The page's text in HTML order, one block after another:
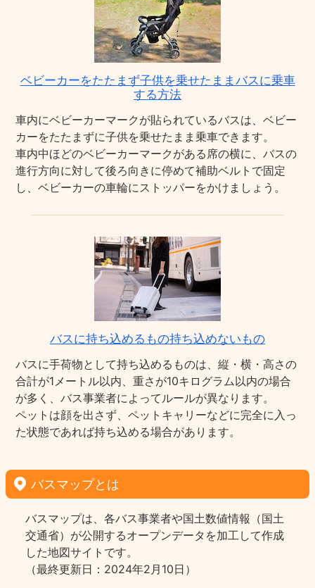
ベビーカーをたたまず子供を乗せたままバスに乗車
する方法
車内にベビーカーマークが貼られているバスは、ベビー
カーをたたまずに子供を乗せたまま乗車できます。
車内中ほどのベビーカーマークがある席の横に、バスの
進行方向に対して後ろ向きに停めて補助ベルトで固定
し、ベビーカーの車輪にストッパーをかけましょう。
バスに持ち込めるもの持ち込めないもの
バスに手荷物として持ち込めるものは、縦・横・高さの
合計が1メートル以内、重さが10キログラム以内の場合
が多く、バス事業者によってルールが異なります。
ペットは顔を出さず、ペットキャリーなどに完全に入っ
た状態であれば持ち込める場合があります。
バスマップとは
バスマップは、各バス事業者や国土数値情報（国土
交通省）が公開するオープンデータを加工して作成
した地図サイトです。
（最終更新日：2024年2月10日）